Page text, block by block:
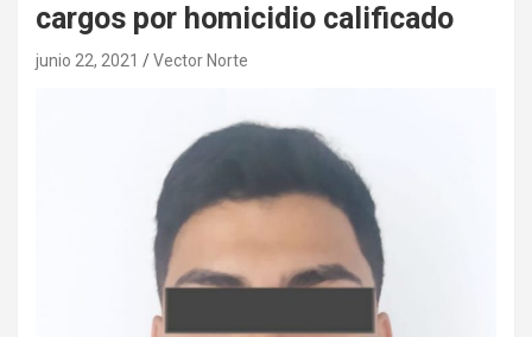
cargos por homicidio calificado
junio 22, 2021 Vector Norte